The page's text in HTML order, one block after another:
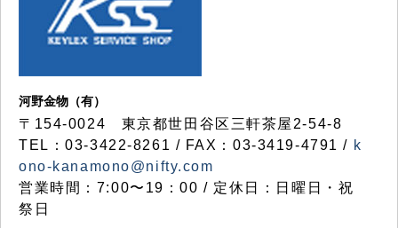
河野金物（有）
〒154-0024 東京都世田谷区三軒茶屋2-54-8
TEL：03-3422-8261 / FAX：03-3419-4791 / k
ono-kanamono@nifty.com
営業時間：7:00〜19：00 / 定休日：日曜日・祝
祭日